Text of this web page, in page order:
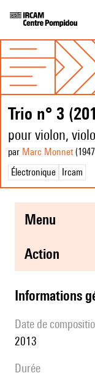
Trio n° 3
pour violon,
par Marc Monnet(1947
Électronique
Ircam
menu
action
informations
date de
2013
durée